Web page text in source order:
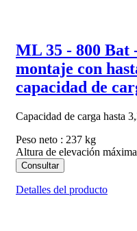
ML 35 - 800 Bat
montaje con
capacidad de
Capacidad de carga hasta
Peso neto : 237 kg
Altura de elevación
Consultar
Detalles del producto